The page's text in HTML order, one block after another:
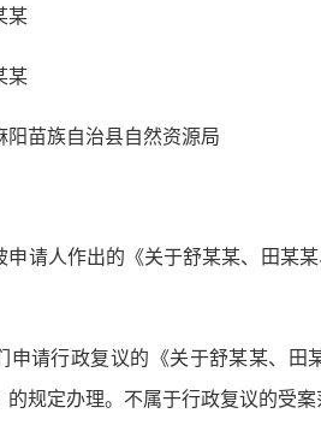
某
某
阳苗族自治县自然资源局
申请人作出的《关于舒某某、田某
申请行政复议的《关于舒某某、
的规定办理。不属于行政复议的受